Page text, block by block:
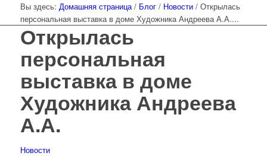
Вы здесь: Домашняя страница / Блог / Новости / Открылась
персональная выставка в доме Художника Андреева А.А....
Открылась
персональная
выставка в доме
Художника Андреева
А.А.
Новости